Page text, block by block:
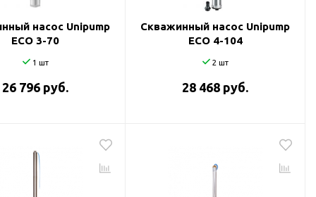
насос Unipump
ECO 3-70
1 шт
26 796 руб.
Скважинный насос Unipump
ECO 4-104
2 шт
28 468 руб.